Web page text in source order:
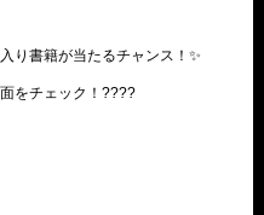
り書籍が当たるチャンス！✨
をチェック！????